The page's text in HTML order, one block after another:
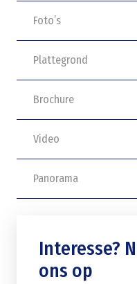
Foto’s
Plattegrond
Brochure
Video
Panorama
Interesse?
ons op